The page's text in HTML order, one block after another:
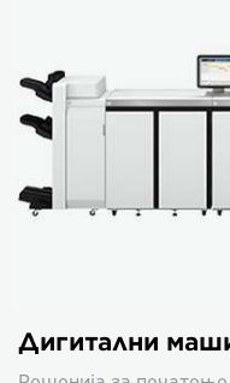
Дигитални